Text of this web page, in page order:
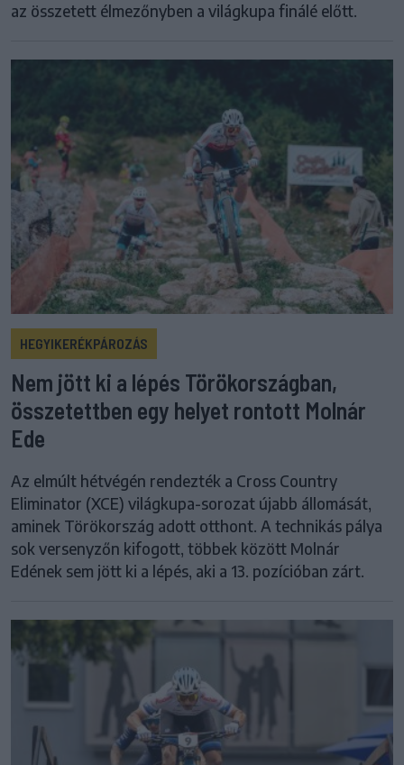
az összetett élmezőnyben a világkupa finálé előtt.
HEGYIKERÉKPÁROZÁS
Nem jött ki a lépés Törökországban,
összetettben egy helyet rontott Molnár
Ede
Az elmúlt hétvégén rendezték a Cross Country
Eliminator (XCE) világkupa-sorozat újabb állomását,
aminek Törökország adott otthont. A technikás pálya
sok versenyzőn kifogott, többek között Molnár
Edének sem jött ki a lépés, aki a 13. pozícióban zárt.